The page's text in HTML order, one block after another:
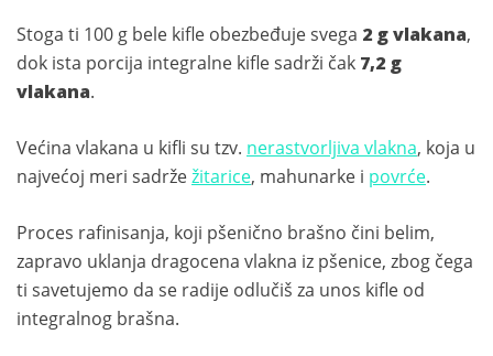
Stoga ti 100 g bele kifle obezbeđuje svega 2 g vlakana,
dok ista porcija integralne kifle sadrži čak 7,2 g
vlakana.
Većina vlakana u kifli su tzv. nerastvorljiva vlakna, koja u
najvećoj meri sadržežitarice, mahunarke i povrće.
Proces rafinisanja, koji pšenično brašno čini belim,
zapravo uklanja dragocena vlakna iz pšenice, zbog čega
ti savetujemo da se radije odlučiš za unos kifle od
integralnog brašna.